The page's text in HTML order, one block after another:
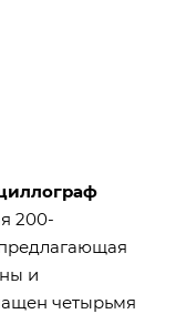
200-
и
четырьмя